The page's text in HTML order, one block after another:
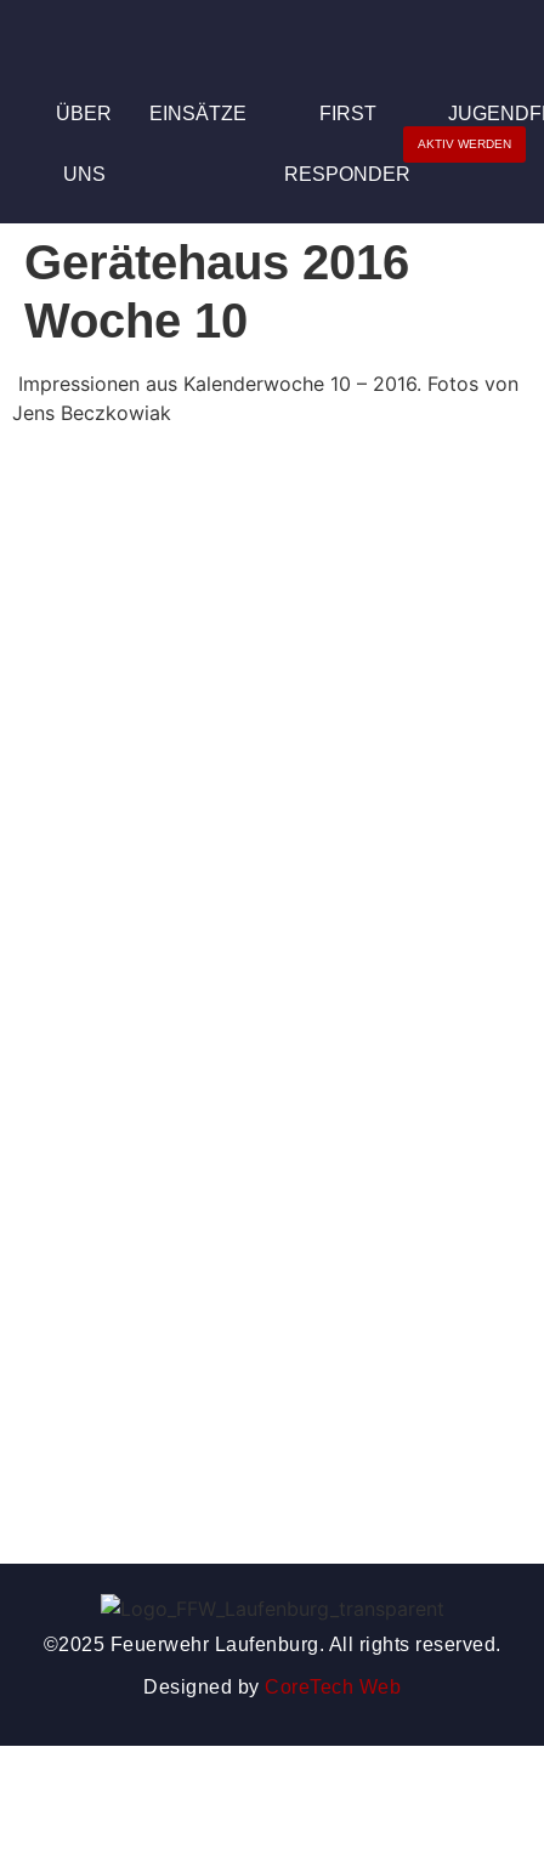
ÜBER
UNS
EINSÄTZE FIRST
RESPONDER
AKTIV WERDEN
Gerätehaus 2016
Woche 10
Impressionen aus Kalenderwoche 10 – 2016. Fotos von
Jens Beczkowiak
©2025 Feuerwehr Laufenburg. All rights reserved.
Designed by CoreTech Web